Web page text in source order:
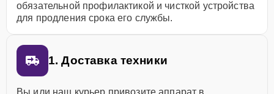
обязательной профилактикой и чисткой устройства
для продления срока его службы.
1. Доставка техники
Вы или наш курьер привозите аппарат в